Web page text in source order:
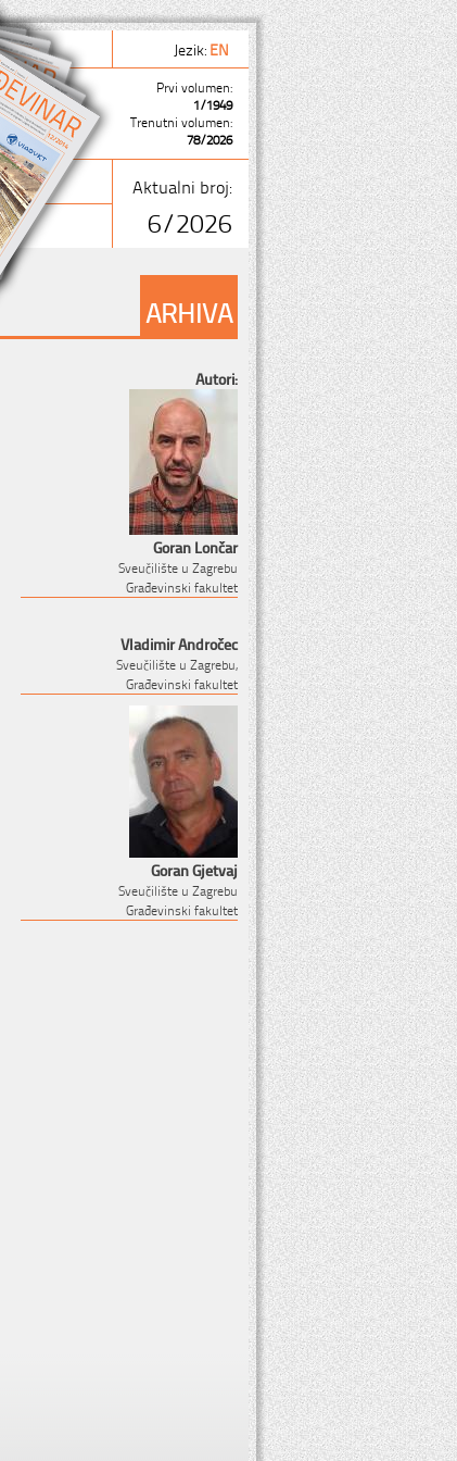
Jezik:EN
Prvi volumen:
1/1949
Trenutni volumen:
78/2026
Aktualni broj:
6/2026
ARHIVA
Autori:
Goran Lončar
Sveučilište u Zagrebu
Građevinski fakultet
Vladimir Andročec
Sveučilište u Zagrebu,
Građevinski fakultet
Goran Gjetvaj
Sveučilište u Zagrebu
Građevinski fakultet